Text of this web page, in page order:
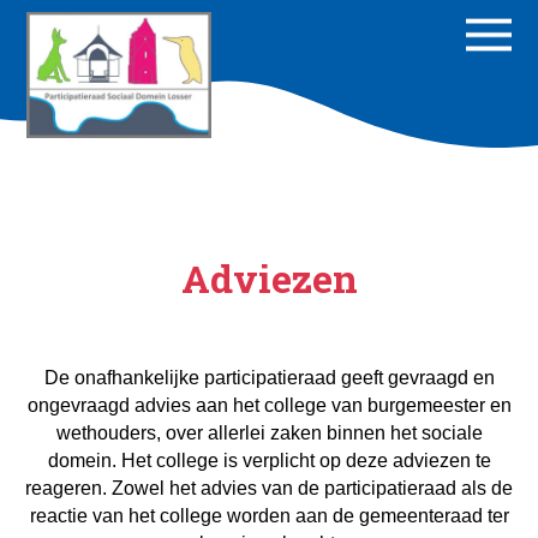
Adviezen
De onafhankelijke participatieraad geeft gevraagd en
ongevraagd advies aan het college van burgemeester en
wethouders, over allerlei zaken binnen het sociale
domein. Het college is verplicht op deze adviezen te
reageren. Zowel het advies van de participatieraad als de
reactie van het college worden aan de gemeenteraad ter